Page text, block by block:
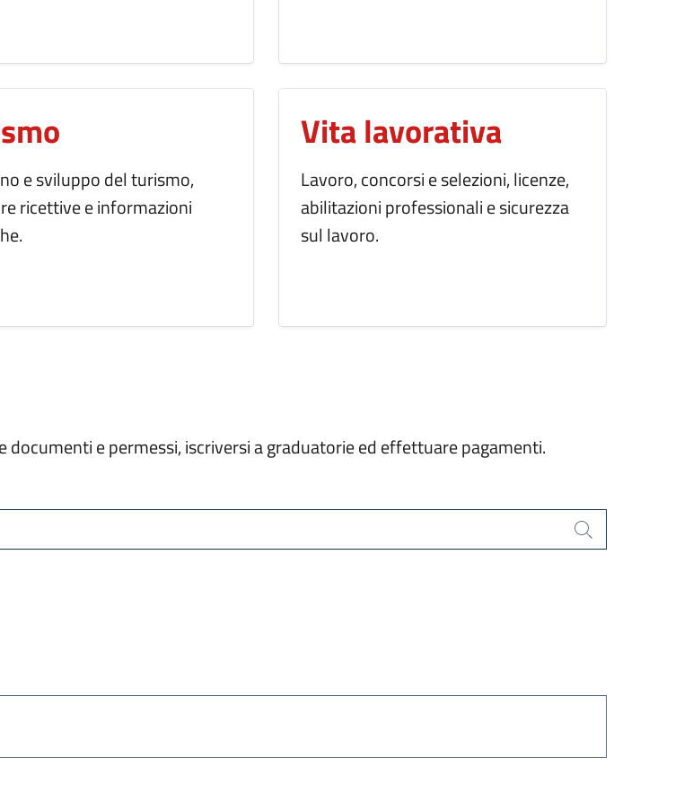
e sviluppo del turismo,
ricettive e informazioni
Vita lavorativa
Lavoro, concorsi e selezioni, licenze,
abilitazioni professionali e sicurezza
sul lavoro.
e permessi, iscriversi a graduatorie ed effettuare pagamenti.
Cerca